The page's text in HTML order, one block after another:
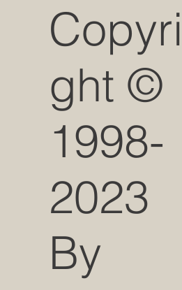
Copyri
ght ©
1998-
2023
By